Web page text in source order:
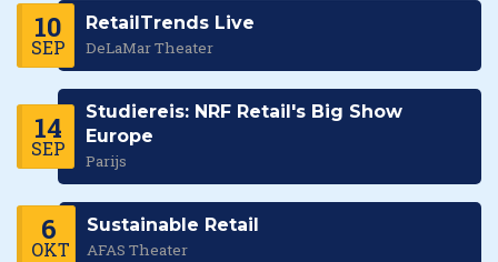
10
SEP
RetailTrends Live
DeLaMar Theater
14
SEP
Studiereis: NRF Retail's Big Show
Europe
Parijs
6
OKT
Sustainable Retail
AFAS Theater